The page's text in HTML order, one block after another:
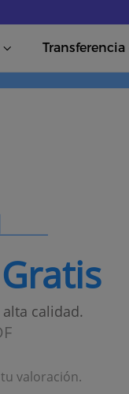
calidad.
valoración.